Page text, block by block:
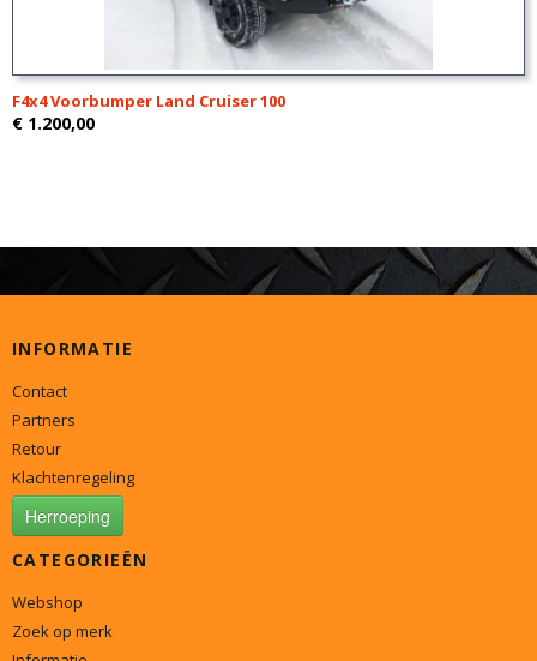
F4x4 Voorbumper Land Cruiser 100
€ 1.200,00
INFORMATIE
Contact
Partners
Retour
Klachtenregeling
Herroeping
CATEGORIEËN
Webshop
Zoek op merk